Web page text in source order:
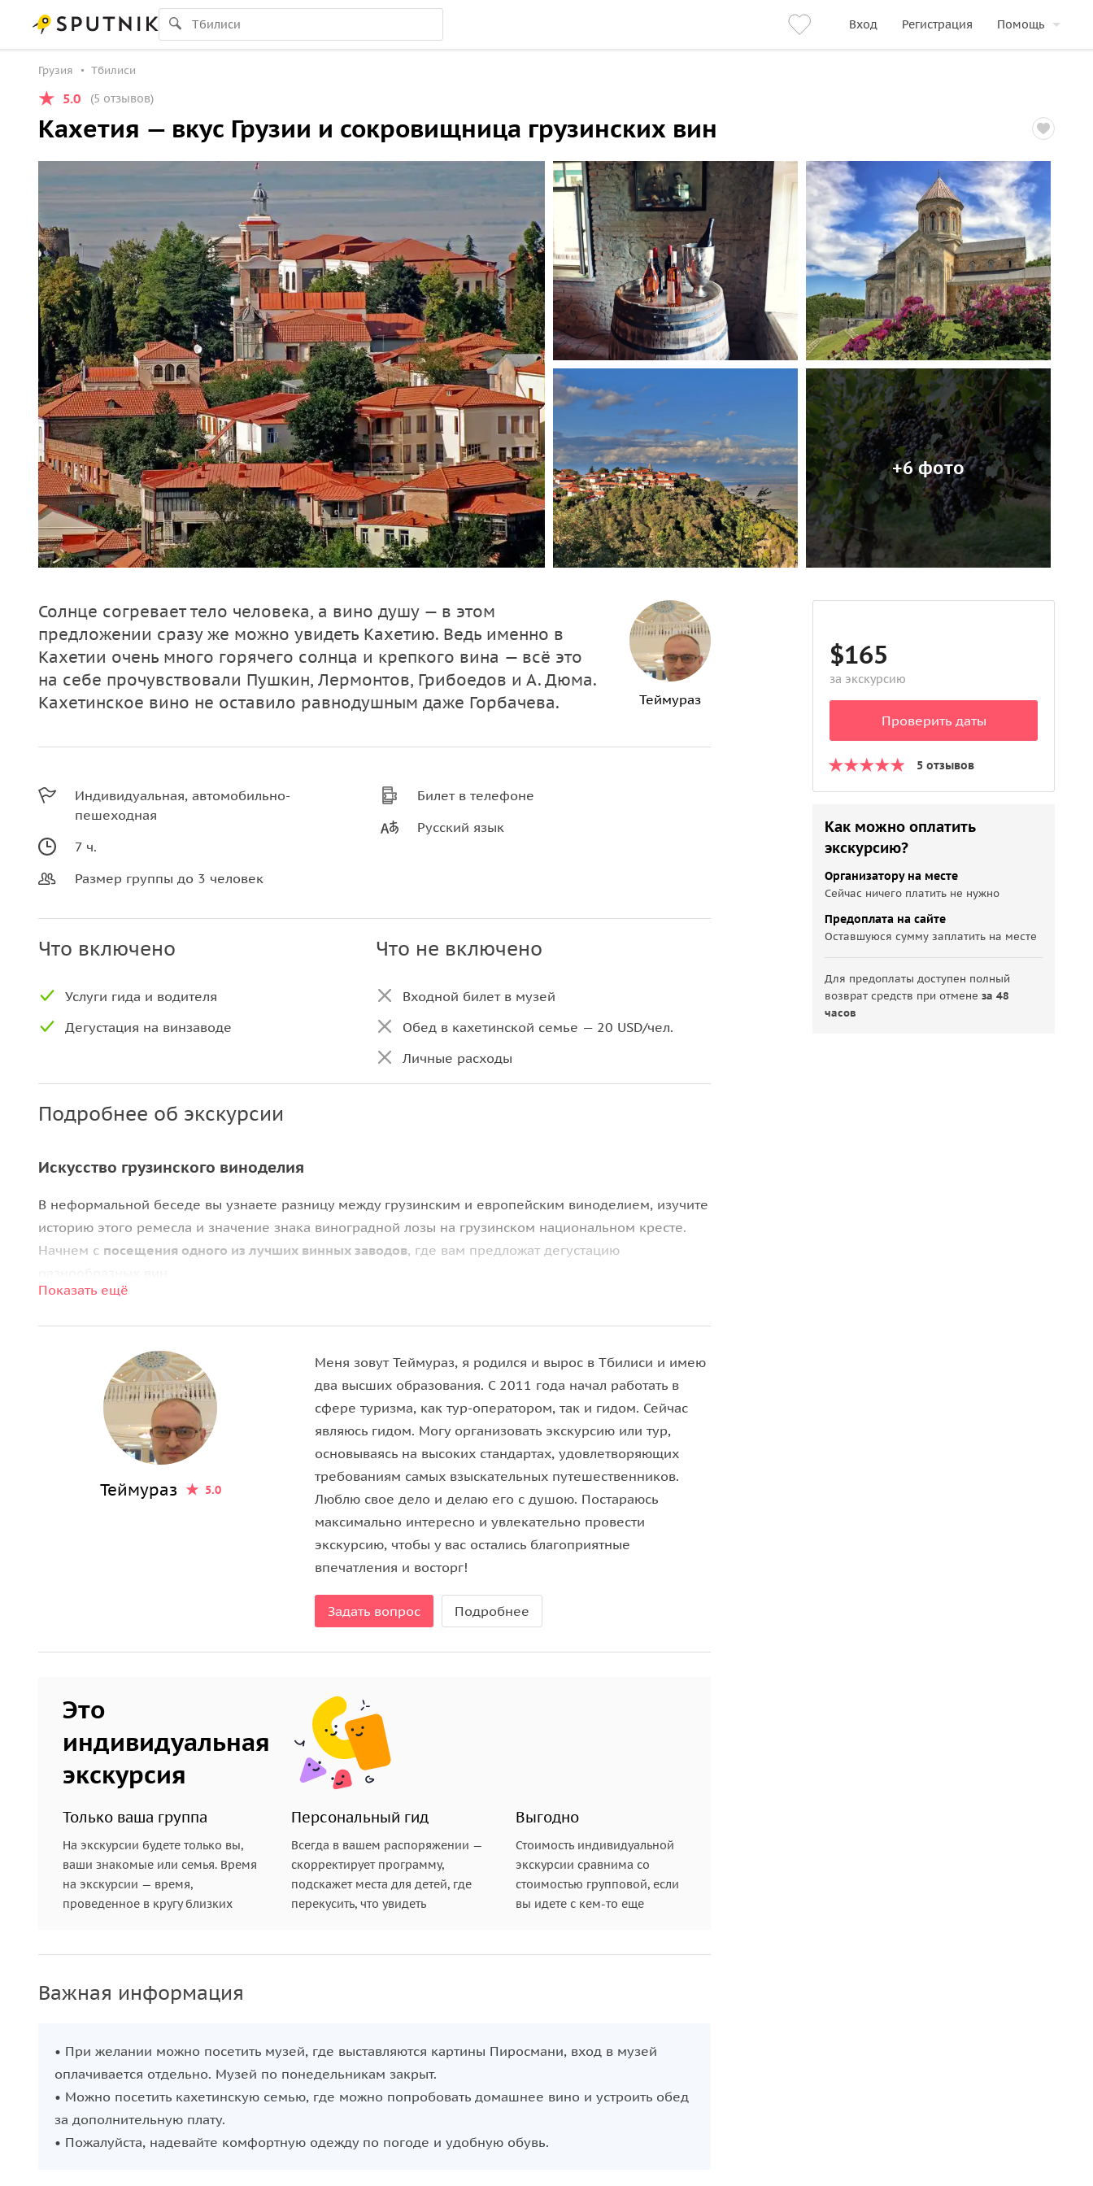
Вход Регистрация Помощь
Грузия Тбилиси
5.0 (5 отзывов)
Кахетия — вкус Грузии и сокровищница грузинских вин
+6 фото
Солнце согревает тело человека, а вино душу — в этом
предложении сразу же можно увидеть Кахетию. Ведь именно в
Кахетии очень много горячего солнца и крепкого вина — всё это
на себе прочувствовали Пушкин, Лермонтов, Грибоедов и А. Дюма.
Кахетинское вино не оставило равнодушным даже Горбачева.
Теймураз
Индивидуальная, автомобильно-
пешеходная
7 ч.
Размер группы до 3 человек
Билет в телефоне
Русский язык
Что включено
Услуги гида и водителя
Дегустация на винзаводе
Что не включено
Входной билет в музей
Обед в кахетинской семье — 20 USD/чел.
Личные расходы
Подробнее об экскурсии
Искусство грузинского виноделия
В неформальной беседе вы узнаете разницу между грузинским и европейским виноделием, изучите
историю этого ремесла и значение знака виноградной лозы на грузинском национальном кресте.
Начнем с посещения одного из лучших винных заводов, где вам предложат дегустацию
Монастырь Бодбе— место светлой радости и уединения, построенное на священных мощах Святой
Нино, крестительницы Грузии. Вы услышите историю принятия христианства и насладитесь красотой
монастырского двора.
Город Сигнахи — романтика и история
самый романтический город Кахетиис мощеными улочками и яркими домами. Здесь
живёт легенда художника Пиросмани, а с крепостной стены открываются захватывающие виды на
Алазанскую долину и горы Кавказа — впечатления останутся с вами навсегда.
Показать ещё
Теймураз 5.0
Меня зовут Теймураз, я родился и вырос в Тбилиси и имею
два высших образования. С 2011 года начал работать в
сфере туризма, как тур-оператором, так и гидом. Сейчас
являюсь гидом. Могу организовать экскурсию или тур,
основываясь на высоких стандартах, удовлетворяющих
требованиям самых взыскательных путешественников.
Люблю свое дело и делаю его с душою. Постараюсь
максимально интересно и увлекательно провести
экскурсию, чтобы у вас остались благоприятные
впечатления и восторг!
Задать вопрос Подробнее
Это
индивидуальная
экскурсия
Только ваша группа
На экскурсии будете только вы,
ваши знакомые или семья. Время
на экскурсии — время,
проведенное в кругу близких
Персональный гид
Всегда в вашем распоряжении —
скорректирует программу,
подскажет места для детей, где
перекусить, что увидеть
Выгодно
Стоимость индивидуальной
экскурсии сравнима со
стоимостью групповой, если
вы идете с кем-то еще
Важная информация
• При желании можно посетить музей, где выставляются картины Пиросмани, вход в музей
оплачивается отдельно. Музей по понедельникам закрыт.
• Можно посетить кахетинскую семью, где можно попробовать домашнее вино и устроить обед
за дополнительную плату.
• Пожалуйста, надевайте комфортную одежду по погоде и удобную обувь.
$165
за экскурсию
Проверить даты
5 отзывов
Как можно оплатить
экскурсию?
Организатору на месте
Сейчас ничего платить не нужно
Предоплата на сайте
Оставшуюся сумму заплатить на месте
Для предоплаты доступен полный
возврат средств при отменеза 48
часов